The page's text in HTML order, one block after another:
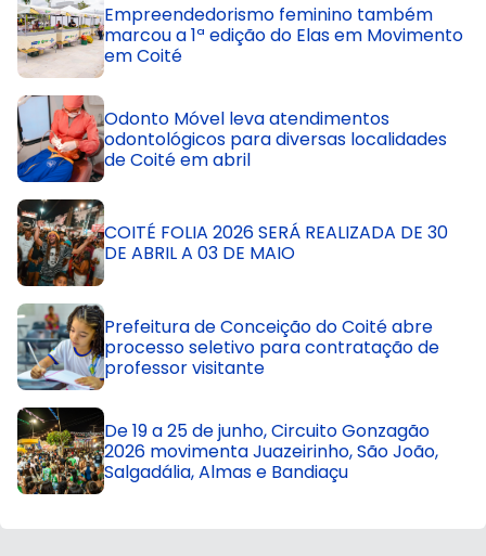
Empreendedorismo feminino também
marcou a 1ª edição do Elas em Movimento
em Coité
Odonto Móvel leva atendimentos
odontológicos para diversas localidades
de Coité em abril
COITÉ FOLIA 2026 SERÁ REALIZADA DE 30
DE ABRIL A 03 DE MAIO
Prefeitura de Conceição do Coité abre
processo seletivo para contratação de
professor visitante
De 19 a 25 de junho, Circuito Gonzagão
2026 movimenta Juazeirinho, São João,
Salgadália, Almas e Bandiaçu